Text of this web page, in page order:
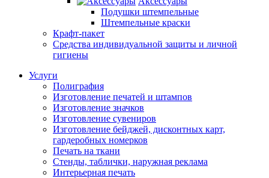
Подушки штемпельные
Штемпельные краски
Крафт-пакет
Средства индивидуальной защиты и личной
гигиены
Услуги
Полиграфия
Изготовление печатей и штампов
Изготовление значков
Изготовление сувениров
Изготовление бейджей, дисконтных карт,
гардеробных номерков
Печать на ткани
Стенды, таблички, наружная реклама
Интерьерная печать